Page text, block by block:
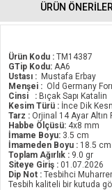
ÜRÜN
Ürün Kodu : TM14387
GTip Kodu: AA6
Ustası : Mustafa Erbay
Menşei : Old Germany
Cinsi : Bıçak Sapı Katalin
Kesim Türü : İnce Dik
Tarz : Orjinal 14 Ayar Altın
Habbe Ölçüsü: 4x8 mm
İmame Boyu: 3.5 cm
İmameden Boyu : 18.5 cm
Toplam Ağırlık : 9.0 gr
Siteye Giriş : 01.07.2026
Dip Not : Tesbihci
Tesbih kaliteli bir kutuda